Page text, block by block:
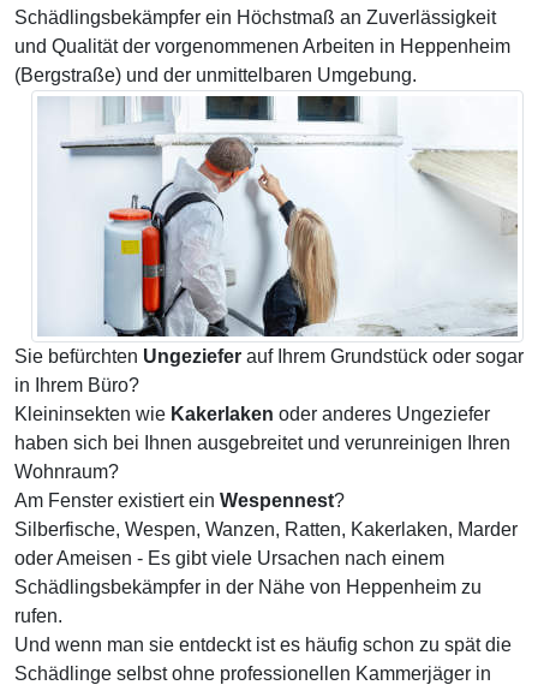
Schädlingsbekämpfer ein Höchstmaß an Zuverlässigkeit
und Qualität der vorgenommenen Arbeiten in Heppenheim
(Bergstraße) und der unmittelbaren Umgebung.
Sie befürchten Ungeziefer auf Ihrem Grundstück oder sogar
in Ihrem Büro?
Kleininsekten wie Kakerlaken oder anderes Ungeziefer
haben sich bei Ihnen ausgebreitet und verunreinigen Ihren
Wohnraum?
Am Fenster existiert ein Wespennest?
Silberfische, Wespen, Wanzen, Ratten, Kakerlaken, Marder
oder Ameisen - Es gibt viele Ursachen nach einem
Schädlingsbekämpfer in der Nähe von Heppenheim zu
rufen.
Und wenn man sie entdeckt ist es häufig schon zu spät die
Schädlinge selbst ohne professionellen Kammerjäger in